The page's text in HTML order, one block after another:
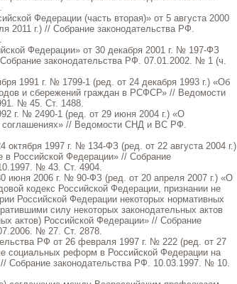
Федерации (часть вторая)» от 5 августа 2000
2011 г.) // Собрание законодательства РФ.
Федерации» от 30 декабря 2001 г. № 197-ФЗ
законодательства РФ. 07.01.2002. № 1 (ч.
1991 г. № 1799-1 (ред. от 24 декабря 1993 г.) «Об
и сбережений граждан в РСФСР» // Ведомости
№ 45. Ст. 1488.
г. № 2490-1 (ред. от 29 июня 2004 г.) «О
соглашениях» // Ведомости СНД и ВС РФ.
октября 1997 г. № 134-ФЗ (ред. от 22 августа 2004 г.)
Российской Федерации» // Собрание
№ 43. Ст. 4904.
июня 2006 г. № 90-ФЗ (ред. от 20 апреля 2007 г.) «О
кодекс Российской Федерации, признании не
Российской Федерации некоторых нормативных
силу некоторых законодательных актов
актов) Российской Федерации» // Собрание
№ 27. Ст. 2878.
РФ от 26 февраля 1997 г. № 222 (ред. от 27
социальных реформ в Российской Федерации на
// Собрание законодательства РФ. 10.03.1997. № 10.